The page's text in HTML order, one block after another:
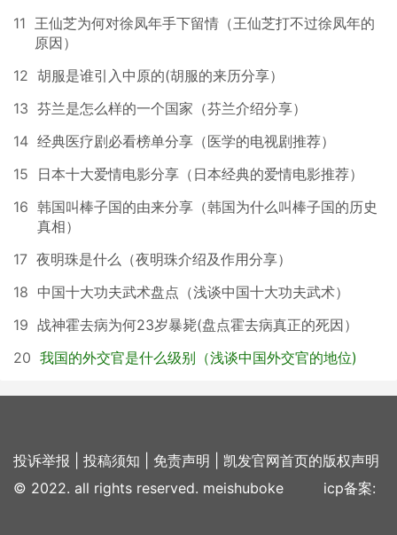
11 王仙芝为何对徐凤年手下留情（王仙芝打不过徐凤年的
原因）
12 胡服是谁引入中原的(胡服的来历分享）
13 芬兰是怎么样的一个国家（芬兰介绍分享）
14 经典医疗剧必看榜单分享（医学的电视剧推荐）
15
日本十大爱情电影分享（日本经典的爱情电影推荐）
16 韩国叫棒子国的由来分享（韩国为什么叫棒子国的历史
真相）
17 夜明珠是什么（夜明珠介绍及作用分享）
18 中国十大功夫武术盘点（浅谈中国十大功夫武术）
19 战神霍去病为何23岁暴毙(盘点霍去病真正的死因）
20 我国的外交官是什么级别（浅谈中国外交官的地位)
投诉举报 投稿须知 免责声明
凯发官网首页的版权声明
© 2022. all rights reserved. meishuboke icp备案: